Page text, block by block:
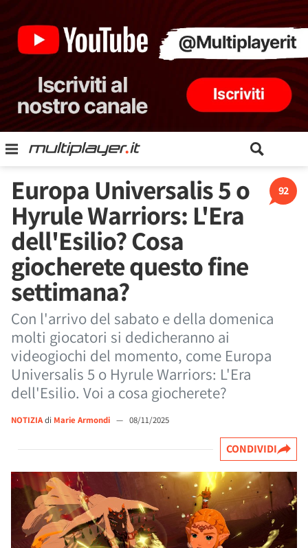
92
Europa Universalis 5 o
Hyrule Warriors: L'Era
dell'Esilio? Cosa
giocherete questo fine
settimana?
Con l'arrivo del sabato e della domenica
molti giocatori si dedicheranno ai
videogiochi del momento, come Europa
Universalis 5 o Hyrule Warriors: L'Era
dell'Esilio. Voi a cosa giocherete?
NOTIZIAdi Marie Armondi — 08/11/2025
CONDIVIDI